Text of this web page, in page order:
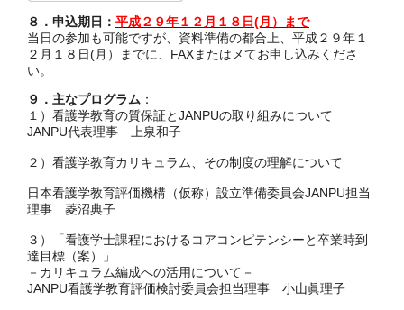
８．申込期日： 平成２９年１２月１８日(月）まで
当日の参加も可能ですが、資料準備の都合上、平成２９年１
２月１８日(月）までに、FAXまたはメてお申し込みくださ
い。
９．主なプログラム ：
１）看護学教育の質保証とJANPUの取り組みについて
JANPU代表理事 上泉和子
２）看護学教育カリキュラム、その制度の理解について
日本看護学教育評価機構（仮称）設立準備委員会JANPU担当
理事 菱沼典子
３）「看護学士課程におけるコアコンピテンシーと卒業時到
達目標（案）」
－カリキュラム編成への活用について－
JANPU看護学教育評価検討委員会担当理事 小山眞理子